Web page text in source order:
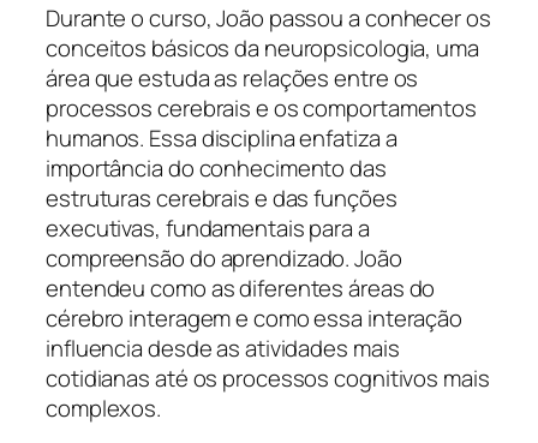
Durante o curso, João passou a conhecer os
conceitos básicos da neuropsicologia, uma
área que estuda as relações entre os
processos cerebrais e os comportamentos
humanos. Essa disciplina enfatiza a
importância do conhecimento das
estruturas cerebrais e das funções
executivas, fundamentais para a
compreensão do aprendizado. João
entendeu como as diferentes áreas do
cérebro interagem e como essa interação
influencia desde as atividades mais
cotidianas até os processos cognitivos mais
complexos.